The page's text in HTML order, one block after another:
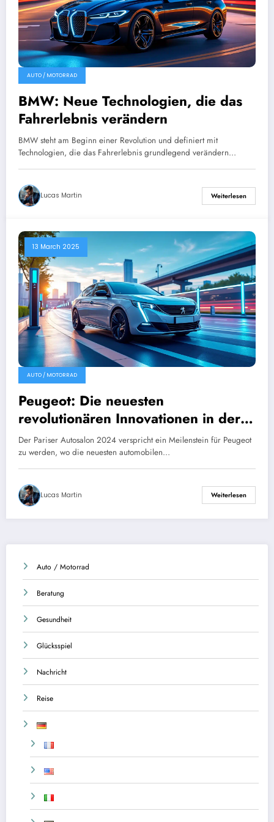
AUTO / MOTORRAD
BMW: Neue Technologien, die das
Fahrerlebnis verändern
BMW steht am Beginn einer Revolution und definiert mit
Technologien, die das Fahrerlebnis grundlegend verändern…
Lucas Martin Weiterlesen
13 March 2025
AUTO / MOTORRAD
Peugeot: Die neuesten
revolutionären Innovationen in der
Automobilindustrie
Der Pariser Autosalon 2024 verspricht ein Meilenstein für Peugeot
zu werden, wo die neuesten automobilen…
Lucas Martin Weiterlesen
Auto / Motorrad
Beratung
Gesundheit
Glücksspiel
Nachricht
Reise